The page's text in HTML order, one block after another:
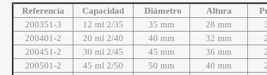
Referencia
Capacidad Diámetro Altura
200351-3
12 ml 2/35 35 mm 28 mm
200401-2
20 ml 2/40 40 mm 32 mm
200451-2
30 ml 2/45 45 mm 36 mm
200501-2
45 ml 2/50 50 mm 40 mm